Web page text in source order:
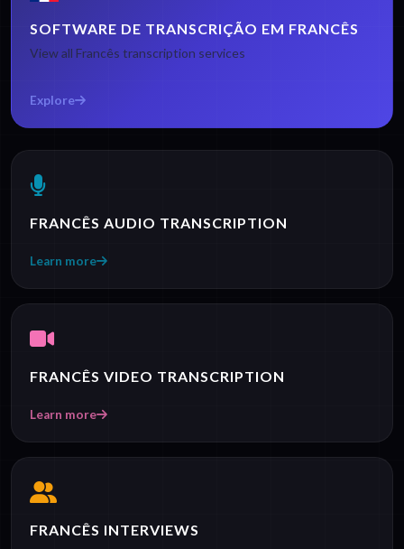
SOFTWARE DE TRANSCRIÇÃO EM FRANCÊS
View all Francês transcription services
Explore
FRANCÊS AUDIO TRANSCRIPTION
Learn more
FRANCÊS VIDEO TRANSCRIPTION
Learn more
FRANCÊS INTERVIEWS